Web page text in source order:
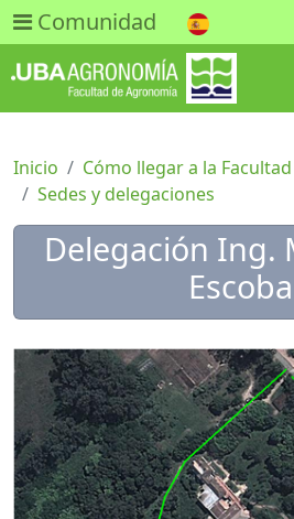
Comunidad
Inicio
Cómo llegar a la Facultad
Sedes y delegaciones
Delegación Ing.